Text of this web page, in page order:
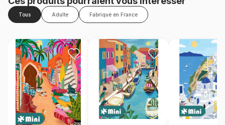
Tous Adulte Fabriqué en France